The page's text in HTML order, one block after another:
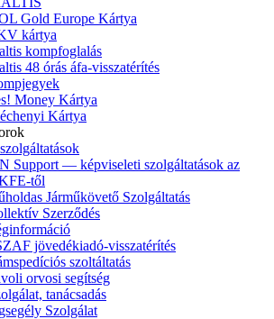
Gold Europe Kártya
kártya
kompfoglalás
48 órás áfa-visszatérítés
Money Kártya
Kártya
Support — képviseleti szolgáltatások az
től
Járműkövető Szolgáltatás
Szerződés
jövedékiadó-visszatérítés
szoltáltatás
orvosi segítség
tanácsadás
Szolgálat